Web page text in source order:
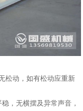
松动，如有松动应重新
，无横摆及异常声音，